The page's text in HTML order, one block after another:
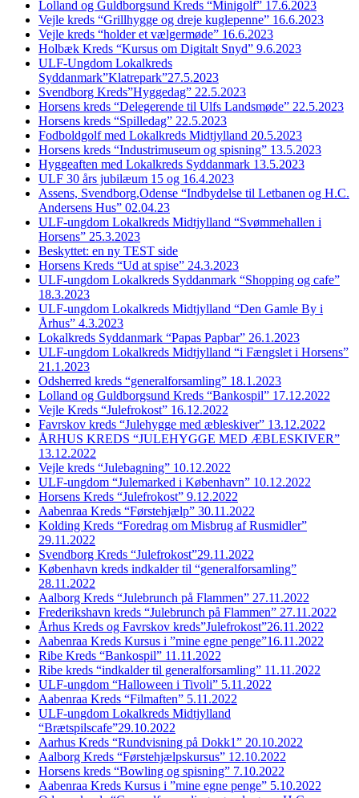
Lolland og Guldborgsund Kreds “Minigolf” 17.6.2023
Vejle kreds “Grillhygge og dreje kuglepenne” 16.6.2023
Vejle kreds “holder et vælgermøde” 16.6.2023
Holbæk Kreds “Kursus om Digitalt Snyd” 9.6.2023
ULF-Ungdom Lokalkreds
Syddanmark”Klatrepark”27.5.2023
Svendborg Kreds”Hyggedag” 22.5.2023
Horsens kreds “Delegerende til Ulfs Landsmøde” 22.5.2023
Horsens kreds “Spilledag” 22.5.2023
Fodboldgolf med Lokalkreds Midtjylland 20.5.2023
Horsens kreds “Industrimuseum og spisning” 13.5.2023
Hyggeaften med Lokalkreds Syddanmark 13.5.2023
ULF 30 års jubilæum 15 og 16.4.2023
Assens, Svendborg,Odense “Indbydelse til Letbanen og H.C.
Andersens Hus” 02.04.23
ULF-ungdom Lokalkreds Midtjylland “Svømmehallen i
Horsens” 25.3.2023
Beskyttet: en ny TEST side
Horsens Kreds “Ud at spise” 24.3.2023
ULF-ungdom Lokalkreds Syddanmark “Shopping og cafe”
18.3.2023
ULF-ungdom Lokalkreds Midtjylland “Den Gamle By i
Århus” 4.3.2023
Lokalkreds Syddanmark “Papas Papbar” 26.1.2023
ULF-ungdom Lokalkreds Midtjylland “i Fængslet i Horsens”
21.1.2023
Odsherred kreds “generalforsamling” 18.1.2023
Lolland og Guldborgsund Kreds “Bankospil” 17.12.2022
Vejle Kreds “Julefrokost” 16.12.2022
Favrskov kreds “Julehygge med æbleskiver” 13.12.2022
ÅRHUS KREDS “JULEHYGGE MED ÆBLESKIVER”
13.12.2022
Vejle kreds “Julebagning” 10.12.2022
ULF-ungdom “Julemarked i København” 10.12.2022
Horsens Kreds “Julefrokost” 9.12.2022
Aabenraa Kreds “Førstehjælp” 30.11.2022
Kolding Kreds “Foredrag om Misbrug af Rusmidler”
29.11.2022
Svendborg Kreds “Julefrokost”29.11.2022
København kreds indkalder til “generalforsamling”
28.11.2022
Aalborg Kreds “Julebrunch på Flammen” 27.11.2022
Frederikshavn kreds “Julebrunch på Flammen” 27.11.2022
Århus Kreds og Favrskov kreds”Julefrokost”26.11.2022
Aabenraa Kreds Kursus i ”mine egne penge”16.11.2022
Ribe Kreds “Bankospil” 11.11.2022
Ribe kreds “indkalder til generalforsamling” 11.11.2022
ULF-ungdom “Halloween i Tivoli” 5.11.2022
Aabenraa Kreds “Filmaften” 5.11.2022
ULF-ungdom Lokalkreds Midtjylland
“Brætspilscafe”29.10.2022
Aarhus Kreds “Rundvisning på Dokk1” 20.10.2022
Aalborg Kreds “Førstehjælpskursus” 12.10.2022
Horsens kreds “Bowling og spisning” 7.10.2022
Aabenraa Kreds Kursus i ”mine egne penge” 5.10.2022